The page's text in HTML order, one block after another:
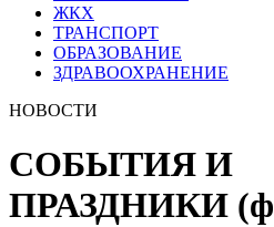
ЖКХ
ТРАНСПОРТ
ОБРАЗОВАНИЕ
ЗДРАВООХРАНЕНИЕ
НОВОСТИ
СОБЫТИЯ И
ПРАЗДНИКИ